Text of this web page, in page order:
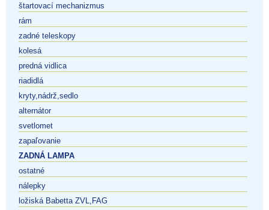
štartovací mechanizmus
rám
zadné teleskopy
kolesá
predná vidlica
riadidlá
kryty,nádrž,sedlo
alternátor
svetlomet
zapaľovanie
ZADNÁ LAMPA
ostatné
nálepky
ložiská Babetta ZVL,FAG